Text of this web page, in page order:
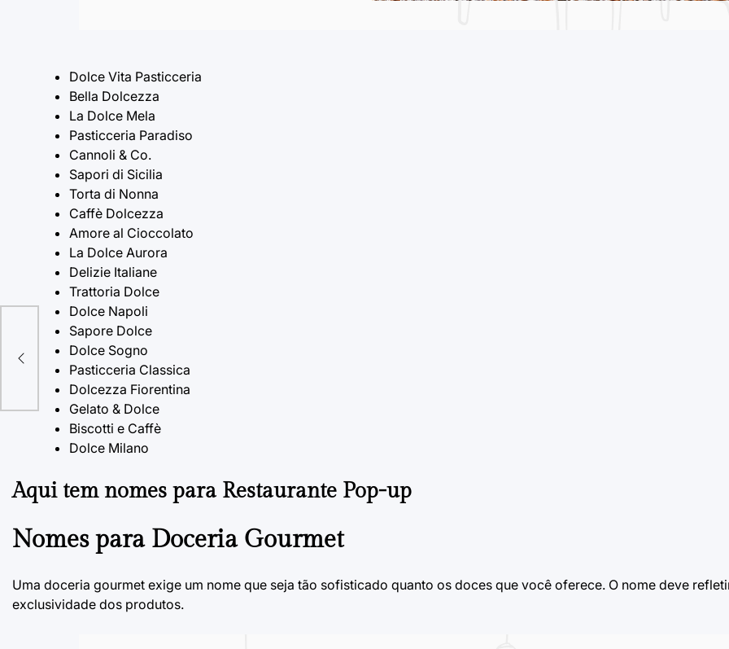
Dolce Vita Pasticceria
Bella Dolcezza
La Dolce Mela
Pasticceria Paradiso
Cannoli & Co.
Sapori di Sicilia
Torta di Nonna
Caffè Dolcezza
Amore al Cioccolato
La Dolce Aurora
Delizie Italiane
Trattoria Dolce
Dolce Napoli
Sapore Dolce
Dolce Sogno
Pasticceria Classica
Dolcezza Fiorentina
Gelato & Dolce
Biscotti e Caffè
Dolce Milano
Aqui tem nomes para Restaurante Pop-up
Nomes para Doceria Gourmet
Uma doceria gourmet exige um nome que seja tão sofisticado quanto os doces que você oferece. O nome deve
exclusividade dos produtos.